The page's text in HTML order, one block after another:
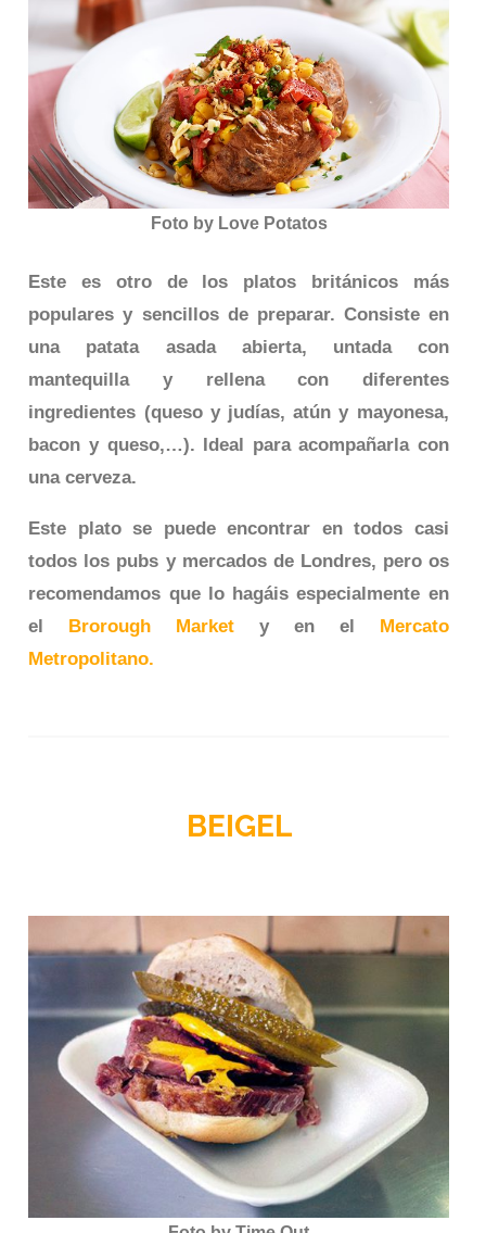
Foto by Love Potatos
Este es otro de los platos británicos más
populares y sencillos de preparar. Consiste en
una patata asada abierta, untada con
mantequilla y rellena con diferentes
ingredientes (queso y judías, atún y mayonesa,
bacon y queso,…). Ideal para acompañarla con
una cerveza.
Este plato se puede encontrar en todos casi
todos los pubs y mercados de Londres, pero os
recomendamos que lo hagáis especialmente en
el Brorough Markety en el Mercato
Metropolitano.
BEIGEL